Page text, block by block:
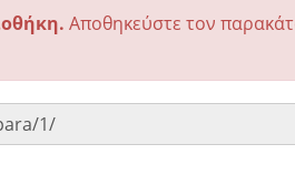
Αποθηκεύστε τον